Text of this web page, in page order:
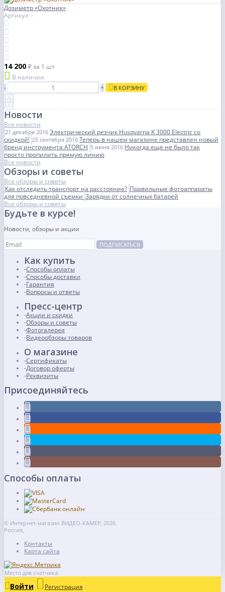
Дозиметр «Охотник»
Артикул: -
14 200 ₽за 1 шт
В наличии
-
+ В КОРЗИНУ
Новости
Все новости
21 декабря 2016 Электрический резчик Husqvarna K 3000 Electric со
скидкой! 25 сентября 2016 Теперь в нашем магазине представлен новый
бренд инструмента ATORCH 5 июня 2016 Никогда еще не было так
просто пропилить прямую линию
Все новости
Обзоры и советы
Все обзоры и советы
Как отследить транспорт на расстояние? Правильные фотоаппараты
для повседневной съемки Зарядки от солнечных батарей
Все обзоры и советы
Будьте в курсе!
Новости, обзоры и акции
ПОДПИСАТЬСЯ
Как купить
Способы оплаты
Способы доставки
Гарантия
Вопросы и ответы
Пресс-центр
Акции и скидки
Обзоры и советы
Фотогалерея
Видеообзоры товаров
О магазине
Сертификаты
Договор оферты
Реквизиты
Присоединяйтесь
Способы оплаты
© Интернет-магазин ВИДЕО-КАМЕР, 2026
Россия,
Контакты
Карта сайта
Место для счетчика
Войти Регистрация